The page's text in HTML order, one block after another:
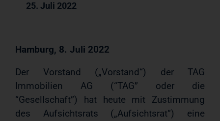
25. Juli 2022
Hamburg, 8. Juli 2022
Der Vorstand („Vorstand“) der TAG
Immobilien AG (“TAG” oder die
“Gesellschaft”) hat heute mit Zustimmung
des Aufsichtsrats („Aufsichtsrat“) eine